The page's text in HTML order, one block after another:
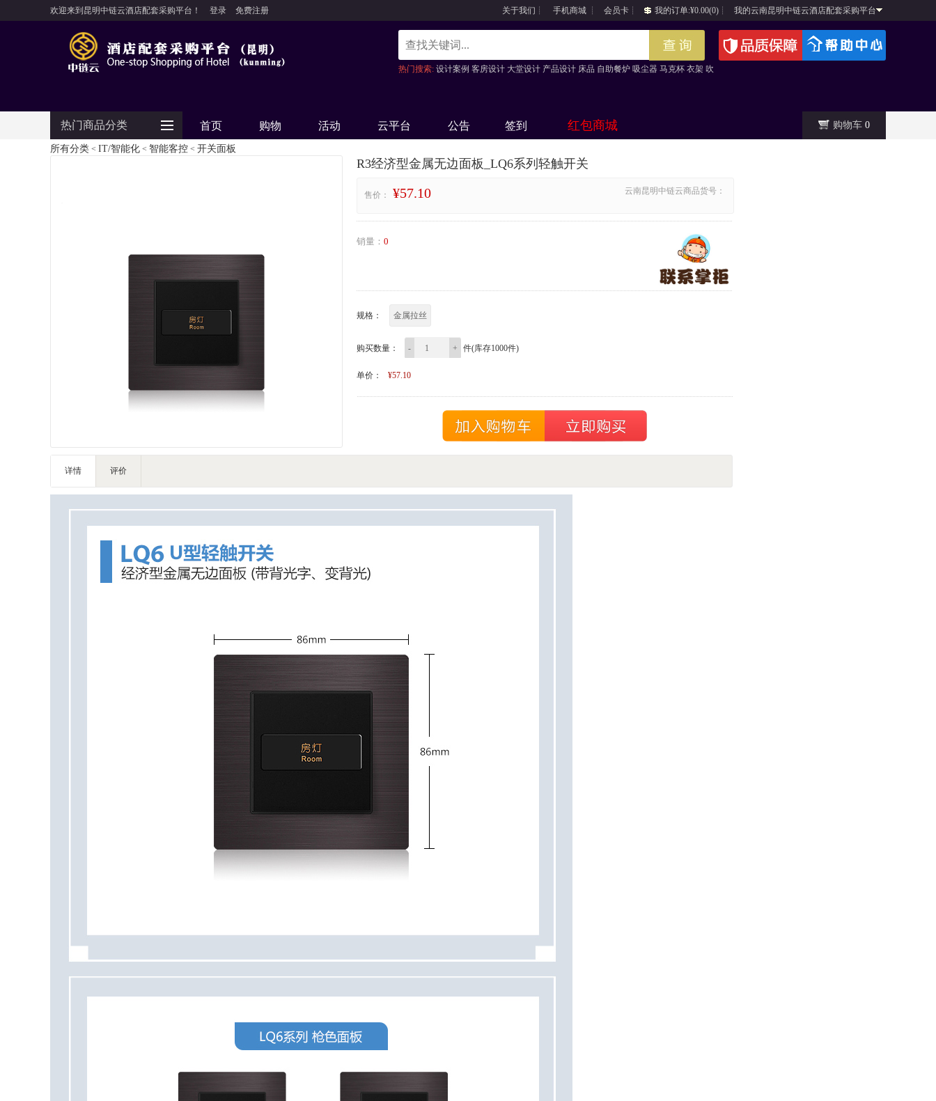
欢迎来到昆明中链云酒店配套采购平台！ 登录 免费注册 关于我们 ┊ 手机商城 ┊ 会员卡 ┊ 我的订单:¥0.00(0) ┊ 我的云南昆明中链云酒店配套采购平台
热门搜索: 设计案例 客房设计 大堂设计 产品设计 床品 自助餐炉 吸尘器 马克杯 衣架 吹
热门商品分类 首页 购物 活动 云平台 公告 签到 红包商城 购物车 0
企业服务
所有分类 < IT/智能化 < 智能客控 < 开关面板
R3经济型金属无边面板_LQ6系列轻触开关
售价： ¥57.10 云南昆明中链云商品货号：
销量： 0
规格： 金属拉丝
购买数量： - + 件(库存1000件)
单价： ¥57.10
详情 评价